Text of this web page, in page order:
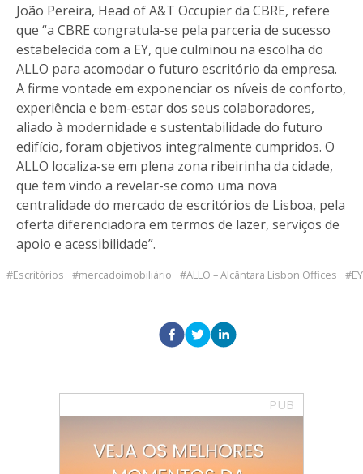
João Pereira, Head of A&T Occupier da CBRE, refere
que “a CBRE congratula-se pela parceria de sucesso
estabelecida com a EY, que culminou na escolha do
ALLO para acomodar o futuro escritório da empresa.
A firme vontade em exponenciar os níveis de conforto,
experiência e bem-estar dos seus colaboradores,
aliado à modernidade e sustentabilidade do futuro
edifício, foram objetivos integralmente cumpridos. O
ALLO localiza-se em plena zona ribeirinha da cidade,
que tem vindo a revelar-se como uma nova
centralidade do mercado de escritórios de Lisboa, pela
oferta diferenciadora em termos de lazer, serviços de
apoio e acessibilidade”.
Escritórios mercadoimobiliário ALLO – Alcântara Lisbon Offices EY
PUB